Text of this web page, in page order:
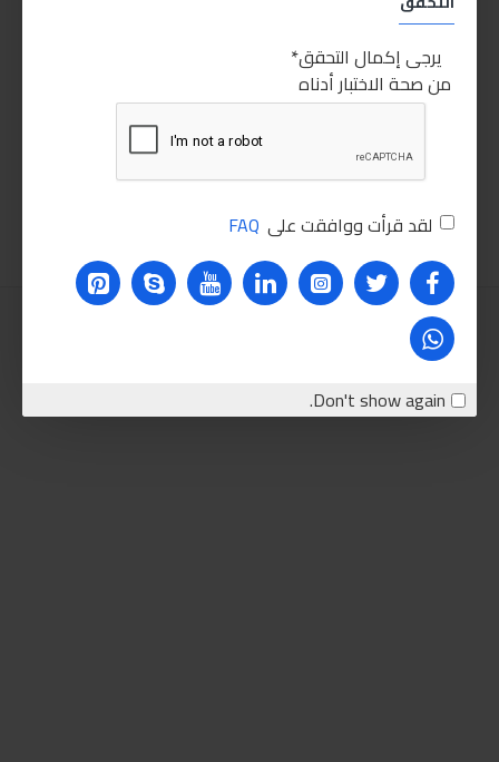
يرجى إكمال التحقق
من صحة الاختبار أدناه
لقد قرأت ووافقت على FAQ
Don't show again.
35.00LE